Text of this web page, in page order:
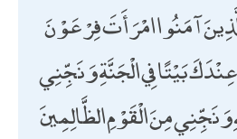
آمَنُوا امْرَأَتَ فِرْعَوْنَ
بَيْتًا فِي الْجَنَّةِ وَنَجِّنِي
مِنَ الْقَوْمِ الظَّالِمِينَ